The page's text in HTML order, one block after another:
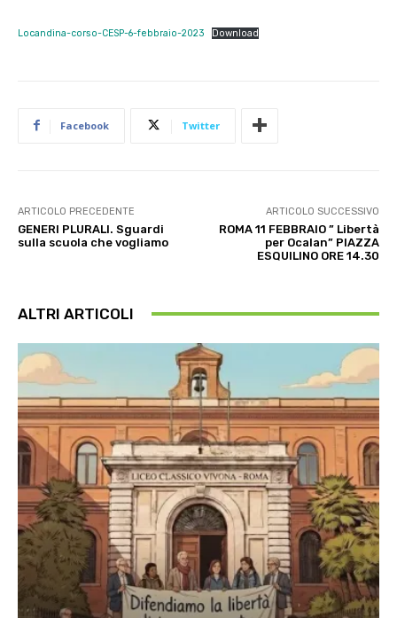
Locandina-corso-CESP-6-febbraio-2023 Download
Facebook Twitter
ARTICOLO PRECEDENTE
GENERI PLURALI. Sguardi
sulla scuola che vogliamo
ARTICOLO SUCCESSIVO
ROMA 11 FEBBRAIO ” Libertà
per Ocalan” PIAZZA
ESQUILINO ORE 14.30
ALTRI ARTICOLI